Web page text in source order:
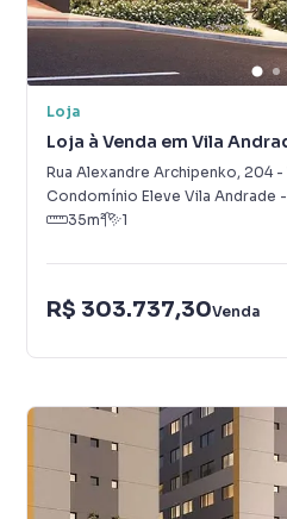
Loja
Loja à Venda em Vila
Rua Alexandre Archipenko, 204-
Condomínio Eleve Vila Andrade
35m² 1
R$ 303.737,30Venda